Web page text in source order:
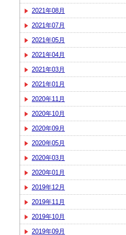
2021年08月
2021年07月
2021年05月
2021年04月
2021年03月
2021年01月
2020年11月
2020年10月
2020年09月
2020年05月
2020年03月
2020年01月
2019年12月
2019年11月
2019年10月
2019年09月